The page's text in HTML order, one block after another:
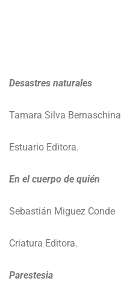
Desastres naturales
Tamara Silva Bernaschina
Estuario Editora.
En el cuerpo de quién
Sebastián Miguez Conde
Criatura Editora.
Parestesia